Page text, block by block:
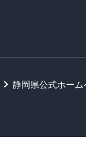
静岡県公式ホー